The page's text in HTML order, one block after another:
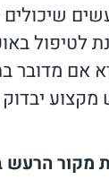
לטיפול
אם מדובר
מקור הרעש